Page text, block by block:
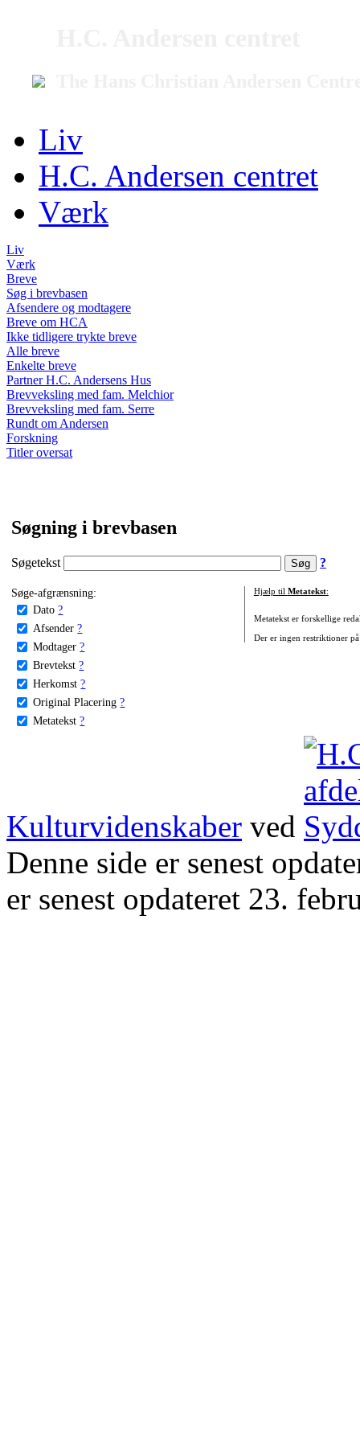
Liv
H.C. Andersen centret
Værk
Liv
Værk
Breve
Søg i brevbasen
Afsendere og modtagere
Breve om HCA
Ikke tidligere trykte breve
Alle breve
Enkelte breve
Partner H.C. Andersens Hus
Brevveksling med fam. Melchior
Brevveksling med fam. Serre
Rundt om Andersen
Forskning
Titler oversat
Søgning i brevbasen
Søgetekst ?
Søge-afgrænsning:
Dato ?
Afsender ?
Modtager ?
Brevtekst ?
Herkomst ?
Original Placering ?
Metatekst ?
Hjælp til Metatekst:
Metatekst er forskellige
Der er ingen restriktioner
Kulturvidenskaber ved
Denne side er senest
er senest opdateret 23.